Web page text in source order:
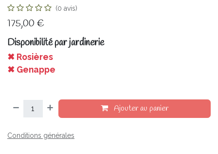
(0 avis)
175,00 €
Disponibilité par jardinerie
✖ Rosières
✖ Genappe
Ajouter au panier
Conditions générales